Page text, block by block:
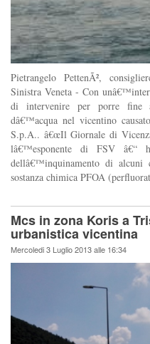
Pietrangelo PettenÃ²,
Sinistra Veneta - Con
di intervenire per porre fine
dâ€™acqua nel vicentino
S.p.A.. â€œIl Giornale di
lâ€™esponente di FSV â€“
dellâ€™inquinamento di
sostanza chimica PFOA
Mcs in zona Koris a
urbanistica vicentina
Mercoledi 3 Luglio 2013 alle 16:34